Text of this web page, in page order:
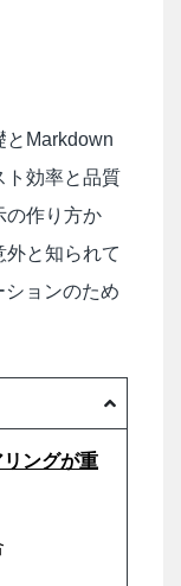
とMarkdown
ト効率と品質
の作り方か
外と知られて
ョンのため
ングが重